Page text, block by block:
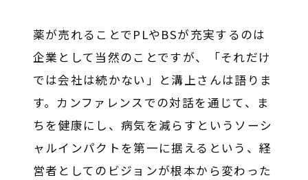
薬が売れることでPLやBSが充実するのは
企業として当然のことですが、「それだけ
では会社は続かない」と溝上さんは語りま
す。カンファレンスでの対話を通じて、ま
ちを健康にし、病気を減らすというソーシ
ャルインパクトを第一に据えるという、経
営者としてのビジョンが根本から変わった